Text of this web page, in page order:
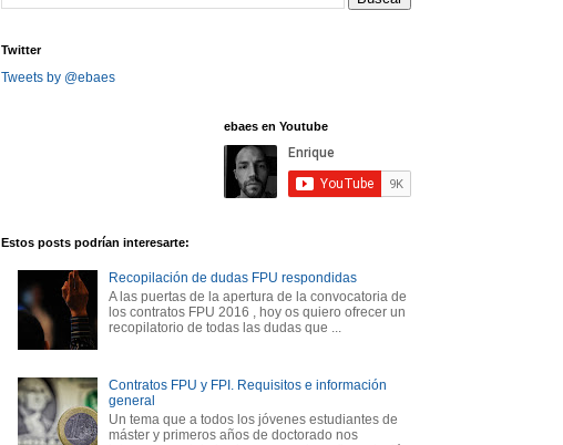
Twitter
Tweets by @ebaes
ebaes en Youtube
Estos posts podrían interesarte:
Recopilación de dudas FPU respondidas
A las puertas de la apertura de la convocatoria de
los contratos FPU 2016 , hoy os quiero ofrecer un
recopilatorio de todas las dudas que ...
Contratos FPU y FPI. Requisitos e información
general
Un tema que a todos los jóvenes estudiantes de
máster y primeros años de doctorado nos